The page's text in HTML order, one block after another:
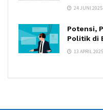
24 JUNI 2025
Potensi,
Politik di
13 APRIL 2025